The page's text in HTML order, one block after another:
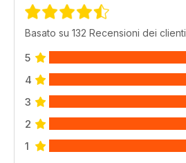
Basato su 132 Recensioni dei clienti
5
4
3
2
1